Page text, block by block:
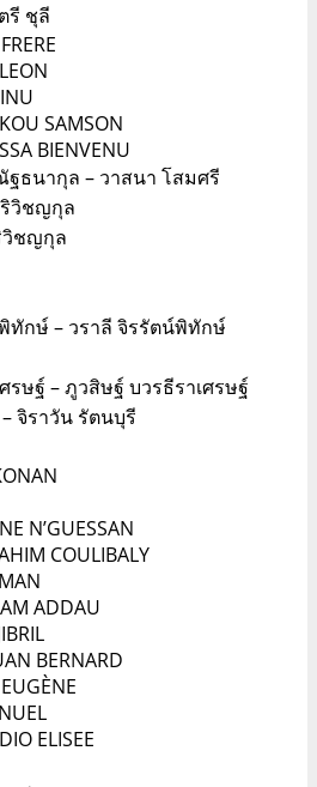
รี ชุลี
SAMSON
BIENVENU
ธนากุล – วาสนา โสมศรี
วิชญกุล
ชญกุล
ทักษ์ – วราลี จิรรัตน์พิทักษ์
รษฐ์ – ภูวสิษฐ์ บวรธีราเศรษฐ์
จิราวัน รัตนบุรี
N’GUESSAN
COULIBALY
ADDAU
BERNARD
ELISEE